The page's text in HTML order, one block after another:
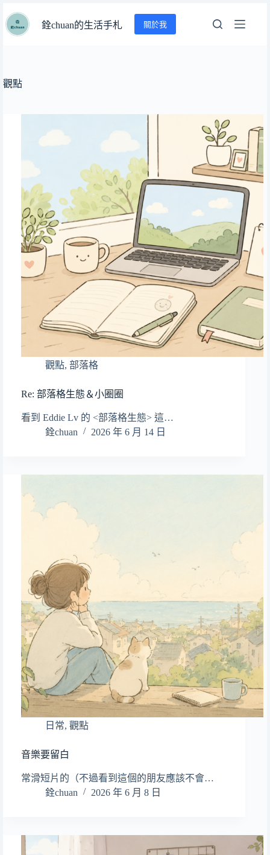
至
容
銓chuan的生活手札 關於我
觀點
觀點, 部落格
Re: 部落格生態＆小圈圈
看到 Eddie Lv 的 <部落格生態> 這…
銓chuan
2026 年 6 月 14 日
日常, 觀點
音樂要留白
常滑短片的（不過看到這個的朋友應該不會…
銓chuan
2026 年 6 月 8 日